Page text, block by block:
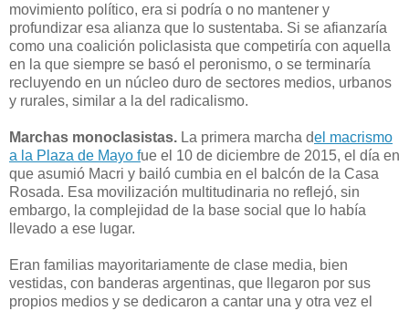
movimiento político, era si podría o no mantener y
profundizar esa alianza que lo sustentaba. Si se afianzaría
como una coalición policlasista que competiría con aquella
en la que siempre se basó el peronismo, o se terminaría
recluyendo en un núcleo duro de sectores medios, urbanos
y rurales, similar a la del radicalismo.
Marchas monoclasistas. La primera marcha del macrismo
a la Plaza de Mayo fue el 10 de diciembre de 2015, el día en
que asumió Macri y bailó cumbia en el balcón de la Casa
Rosada. Esa movilización multitudinaria no reflejó, sin
embargo, la complejidad de la base social que lo había
llevado a ese lugar.
Eran familias mayoritariamente de clase media, bien
vestidas, con banderas argentinas, que llegaron por sus
propios medios y se dedicaron a cantar una y otra vez el